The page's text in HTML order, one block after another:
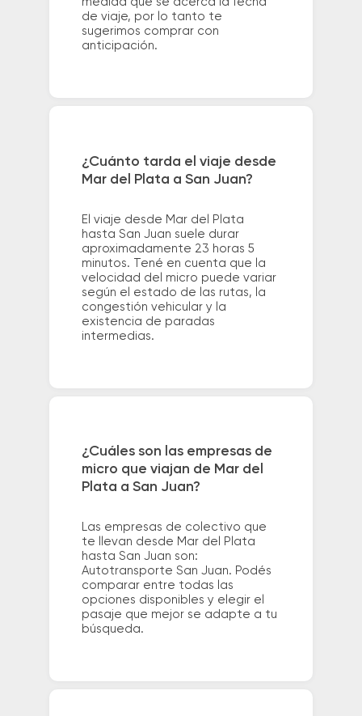
de viaje, por lo tanto te
sugerimos comprar con
anticipación.
¿Cuánto tarda el viaje desde
Mar del Plata a San Juan?
El viaje desde Mar del Plata
hasta San Juan suele durar
aproximadamente 23 horas 5
minutos. Tené en cuenta que la
velocidad del micro puede variar
según el estado de las rutas, la
congestión vehicular y la
existencia de paradas
intermedias.
¿Cuáles son las empresas de
micro que viajan de Mar del
Plata a San Juan?
Las empresas de colectivo que
te llevan desde Mar del Plata
hasta San Juan son:
Autotransporte San Juan. Podés
comparar entre todas las
opciones disponibles y elegir el
pasaje que mejor se adapte a tu
búsqueda.